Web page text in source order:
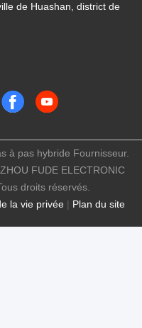
de Huashan, district de
la vie privée| Plan du site
à pas hybride Fournisseur.
FUDE ELECTRONIC
droits réservés.